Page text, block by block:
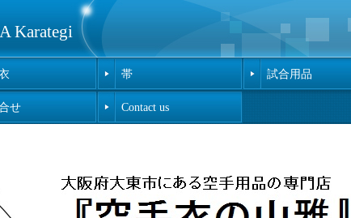
Karategi
帯 試合用品
せ Contact us